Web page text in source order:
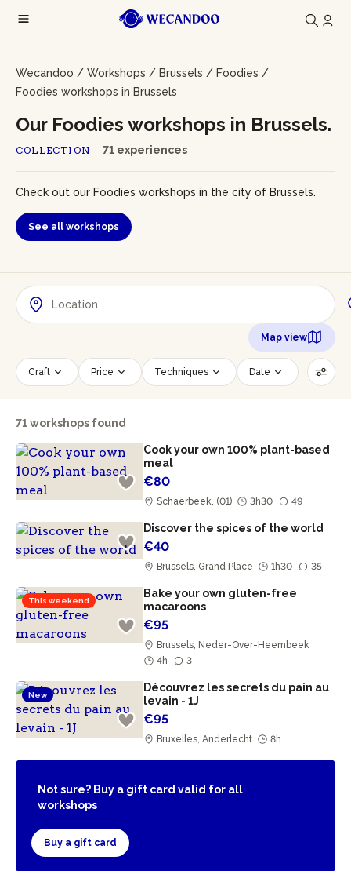
Wecandoo / Workshops / Brussels / Foodies /
Foodies workshops in Brussels
COLLECTION 71 experiences
Our Foodies workshops in Brussels.
Check out our Foodies workshops in the city of Brussels.
See all workshops
Map view
Craft Price Techniques Date
Time slot Number of persons
Age of participants
Reset filters
71 workshops found
Cook your own 100% plant-based
meal
€80
Schaerbeek, (01) 3h30 49
Discover the spices of the world
€40
Brussels, Grand Place 1h30 35
This weekend
Bake your own gluten-free
macaroons
€95
Brussels, Neder-Over-Heembeek
4h
3
New
Découvrez les secrets du pain au
levain - 1J
€95
Bruxelles, Anderlecht 8h
Not sure? Buy a gift card valid for all
workshops
Buy a gift card